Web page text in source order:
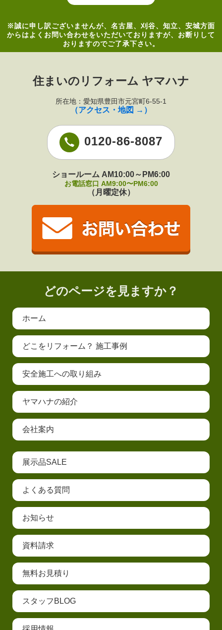
※誠に申し訳ございませんが、名古屋、刈谷、知立、安城方面
からはよくお問い合わせをいただいておりますが、お断りして
おりますのでご了承下さい。
住まいのリフォーム ヤマハナ
所在地：愛知県豊田市元宮町6-55-1
（アクセス・地図 →）
0120-86-8087
ショールーム AM10:00～PM6:00
お電話窓口 AM9:00〜PM6:00
（月曜定休）
どのページを見ますか？
ホーム
どこをリフォーム？ 施工事例
安全施工への取り組み
ヤマハナの紹介
会社案内
展示品SALE
よくある質問
お知らせ
資料請求
無料お見積り
スタッフBLOG